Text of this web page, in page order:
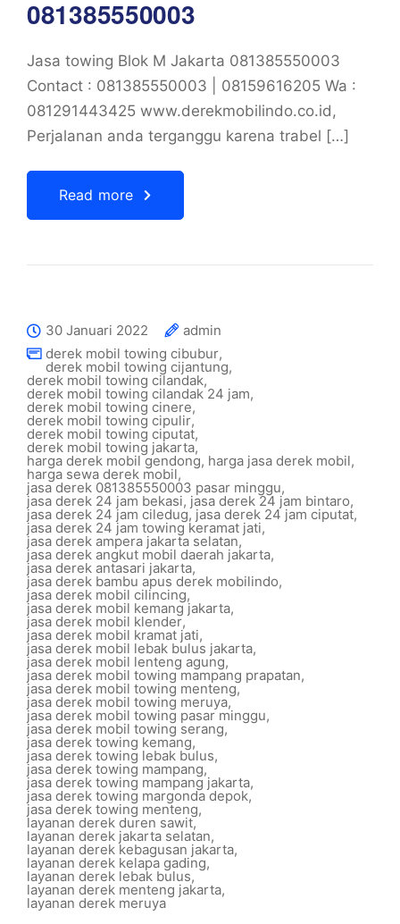
081385550003
Jasa towing Blok M Jakarta 081385550003
Contact : 081385550003 | 08159616205 Wa :
081291443425 www.derekmobilindo.co.id,
Perjalanan anda terganggu karena trabel […]
Read more
30 Januari 2022
admin
derek mobil towing cibubur,
derek mobil towing cijantung,
derek mobil towing cilandak,
derek mobil towing cilandak 24 jam,
derek mobil towing cinere,
derek mobil towing cipulir,
derek mobil towing ciputat,
derek mobil towing jakarta,
harga derek mobil gendong, harga jasa derek mobil,
harga sewa derek mobil,
jasa derek 081385550003 pasar minggu,
jasa derek 24 jam bekasi, jasa derek 24 jam bintaro,
jasa derek 24 jam ciledug, jasa derek 24 jam ciputat,
jasa derek 24 jam towing keramat jati,
jasa derek ampera jakarta selatan,
jasa derek angkut mobil daerah jakarta,
jasa derek antasari jakarta,
jasa derek bambu apus derek mobilindo,
jasa derek mobil cilincing,
jasa derek mobil kemang jakarta,
jasa derek mobil klender,
jasa derek mobil kramat jati,
jasa derek mobil lebak bulus jakarta,
jasa derek mobil lenteng agung,
jasa derek mobil towing mampang prapatan,
jasa derek mobil towing menteng,
jasa derek mobil towing meruya,
jasa derek mobil towing pasar minggu,
jasa derek mobil towing serang,
jasa derek towing kemang,
jasa derek towing lebak bulus,
jasa derek towing mampang,
jasa derek towing mampang jakarta,
jasa derek towing margonda depok,
jasa derek towing menteng,
layanan derek duren sawit,
layanan derek jakarta selatan,
layanan derek kebagusan jakarta,
layanan derek kelapa gading,
layanan derek lebak bulus,
layanan derek menteng jakarta,
layanan derek meruya